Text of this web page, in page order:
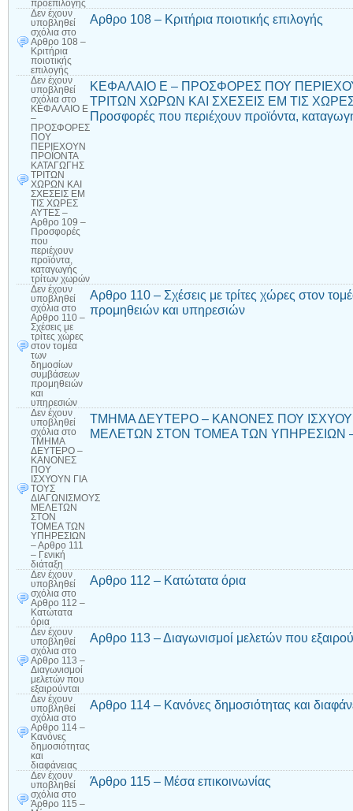
προεπιλογής
Δεν έχουν
υποβληθεί
σχόλια στο
Αρθρο 108 –
Κριτήρια
ποιοτικής
επιλογής
Αρθρο 108 – Κριτήρια ποιοτικής επιλογής
Δεν έχουν
υποβληθεί
σχόλια στο
ΚΕΦΑΛΑΙΟ Ε
–
ΠΡΟΣΦΟΡΕΣ
ΠΟΥ
ΠΕΡΙΕΧΟΥΝ
ΠΡΟΪΟΝΤΑ
ΚΑΤΑΓΩΓΗΣ
ΤΡΙΤΩΝ
ΧΩΡΩΝ ΚΑΙ
ΣΧΕΣΕΙΣ ΕΜ
ΤΙΣ ΧΩΡΕΣ
ΑΥΤΕΣ –
Αρθρο 109 –
Προσφορές
που
περιέχουν
προϊόντα,
καταγωγής
τρίτων χωρών
ΚΕΦΑΛΑΙΟ Ε – ΠΡΟΣΦΟΡΕΣ ΠΟΥ
ΤΡΙΤΩΝ ΧΩΡΩΝ ΚΑΙ ΣΧΕΣΕΙΣ ΕΜ ΤΙΣ
Προσφορές που περιέχουν προϊόντα,
Δεν έχουν
υποβληθεί
σχόλια στο
Αρθρο 110 –
Σχέσεις με
τρίτες χώρες
στον τομέα
των
δημοσίων
συμβάσεων
προμηθειών
και
υπηρεσιών
Αρθρο 110 – Σχέσεις με τρίτες χώρες στον
προμηθειών και υπηρεσιών
Δεν έχουν
υποβληθεί
σχόλια στο
ΤΜΗΜΑ
ΔΕΥΤΕΡΟ –
ΚΑΝΟΝΕΣ
ΠΟΥ
ΙΣΧΥΟΥΝ ΓΙΑ
ΤΟΥΣ
ΔΙΑΓΩΝΙΣΜΟΥΣ
ΜΕΛΕΤΩΝ
ΣΤΟΝ
ΤΟΜΕΑ ΤΩΝ
ΥΠΗΡΕΣΙΩΝ
– Αρθρο 111
– Γενική
διάταξη
ΤΜΗΜΑ ΔΕΥΤΕΡΟ – ΚΑΝΟΝΕΣ ΠΟΥ
ΜΕΛΕΤΩΝ ΣΤΟΝ ΤΟΜΕΑ ΤΩΝ ΥΠΗΡΕΣΙΩΝ –
Δεν έχουν
υποβληθεί
σχόλια στο
Αρθρο 112 –
Κατώτατα
όρια
Αρθρο 112 – Κατώτατα όρια
Δεν έχουν
υποβληθεί
σχόλια στο
Αρθρο 113 –
Διαγωνισμοί
μελετών που
εξαιρούνται
Αρθρο 113 – Διαγωνισμοί μελετών που
Δεν έχουν
υποβληθεί
σχόλια στο
Αρθρο 114 –
Κανόνες
δημοσιότητας
και
διαφάνειας
Αρθρο 114 – Κανόνες δημοσιότητας και
Δεν έχουν
υποβληθεί
σχόλια στο
Άρθρο 115 –
Άρθρο 115 – Μέσα επικοινωνίας